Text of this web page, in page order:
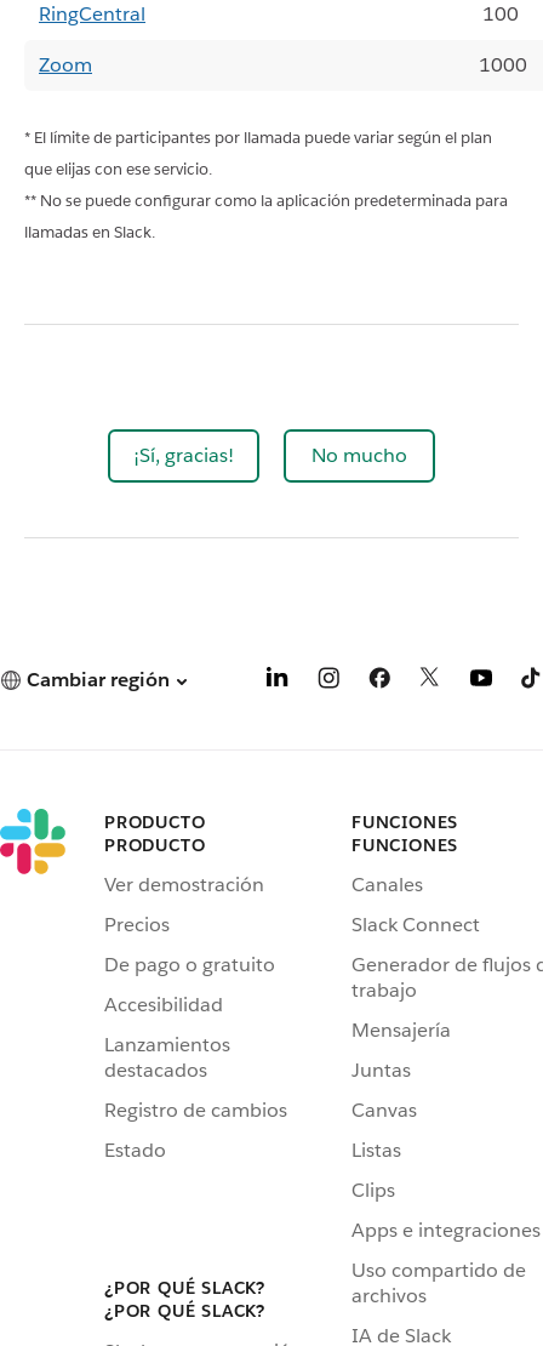
RingCentral
100
Zoom
1000
* El límite de participantes por llamada puede variar según el plan
que elijas con ese servicio.
** No se puede configurar como la aplicación predeterminada para
llamadas en Slack.
¡Sí, gracias! No mucho
Cambiar región
PRODUCTO
PRODUCTO
Ver demostración
Precios
De pago o gratuito
Accesibilidad
Lanzamientos
destacados
Registro de cambios
Estado
¿POR QUÉ SLACK?
¿POR QUÉ SLACK?
FUNCIONES
FUNCIONES
Canales
Slack Connect
Generador de flujos
trabajo
Mensajería
Juntas
Canvas
Listas
Clips
Apps e integraciones
Uso compartido de
archivos
IA de Slack